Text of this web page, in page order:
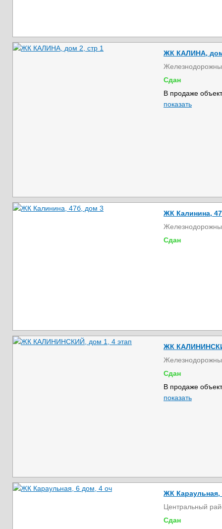
ЖК КАЛИНА, дом
Сдан
В продаже
показать
ЖК Калинина,
Сдан
ЖК
Сдан
В продаже
показать
ЖК Караульная,
Центральный
Сдан